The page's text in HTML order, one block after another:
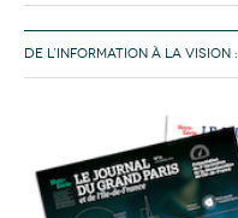
DE L’INFORMATION À LA VISION :